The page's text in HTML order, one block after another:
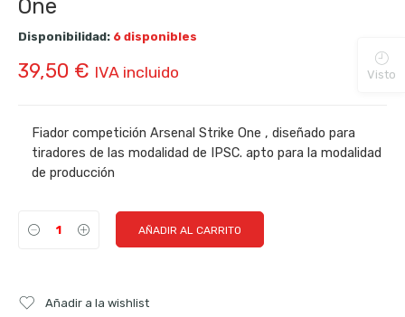
One
Disponibilidad: 6 disponibles
39,50 € IVA incluido
Fiador competición Arsenal Strike One , diseñado para
tiradores de las modalidad de IPSC. apto para la modalidad
de producción
AÑADIR AL CARRITO
Añadir a la wishlist
Visto